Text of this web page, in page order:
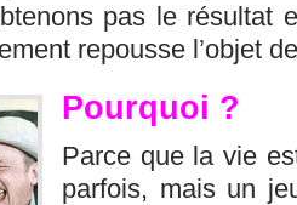
pas le résultat
repousse l’objet
Pourquoi ?
Parce que la vie
parfois, mais un